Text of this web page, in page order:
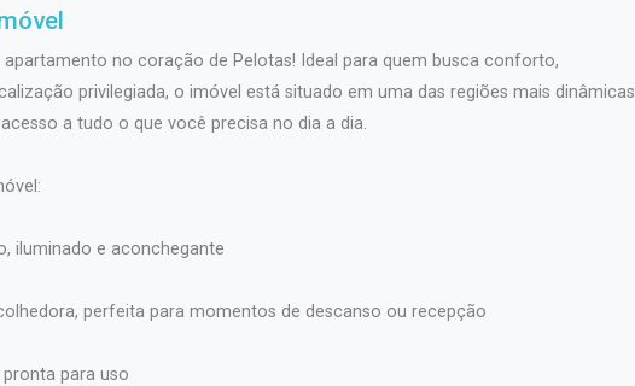
no coração de Pelotas! Ideal para quem busca conforto,
privilegiada, o imóvel está situado em uma das regiões mais dinâmicas
a tudo o que você precisa no dia a dia.
iluminado e aconchegante
perfeita para momentos de descanso ou recepção
pronta para uso